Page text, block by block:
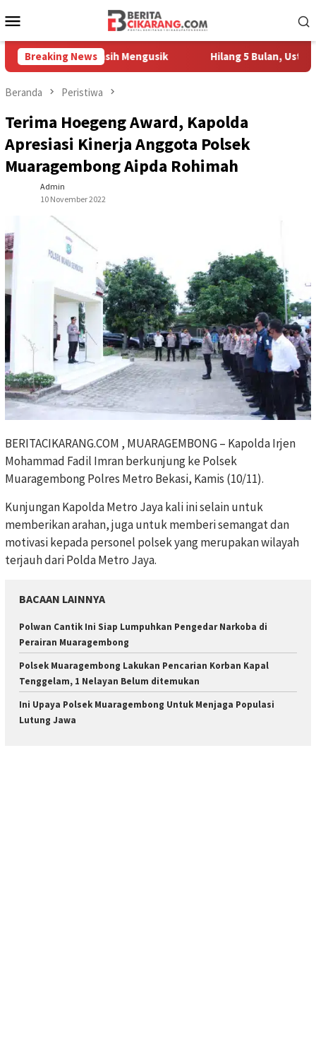
ke
Mobile
Breaking News
Masih Mengusik Hilang 5 Bulan, Ustadz Ujang
Beranda Peristiwa
Terima Hoegeng Award, Kapolda
Apresiasi Kinerja Anggota Polsek
Muaragembong Aipda Rohimah
Admin
10 November 2022
BERITACIKARANG.COM , MUARAGEMBONG – Kapolda Irjen
Mohammad Fadil Imran berkunjung ke Polsek
Muaragembong Polres Metro Bekasi, Kamis (10/11).
Kunjungan Kapolda Metro Jaya kali ini selain untuk
memberikan arahan, juga untuk memberi semangat dan
motivasi kepada personel polsek yang merupakan wilayah
terjauh dari Polda Metro Jaya.
BACAAN LAINNYA
Polwan Cantik Ini Siap Lumpuhkan Pengedar Narkoba di
Perairan Muaragembong
Polsek Muaragembong Lakukan Pencarian Korban Kapal
Tenggelam, 1 Nelayan Belum ditemukan
Ini Upaya Polsek Muaragembong Untuk Menjaga Populasi
Lutung Jawa